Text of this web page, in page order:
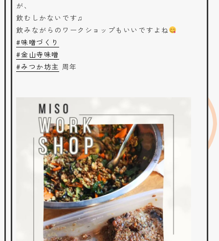
が、
飲むしかないです♫
飲みながらのワークショップもいいですよね
#味噌づくり
#金山寺味噌
#みつか坊主 周年